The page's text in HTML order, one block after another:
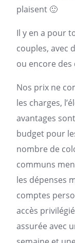
plaisent 🙂
Il y en a pour
couples, avec
ou encore des
Nos prix ne
les charges,
avantages
budget pour
nombre de
communs
les dépenses
comptes
accès
assurée avec